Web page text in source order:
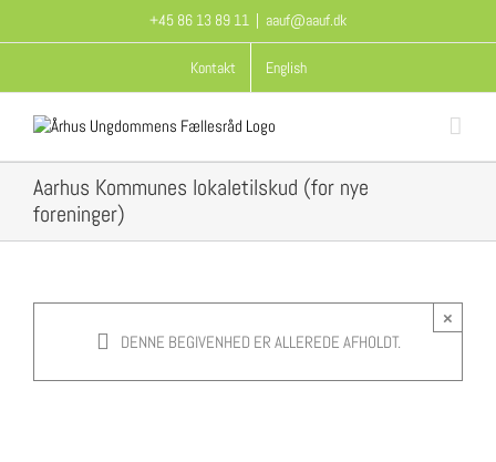
+45 86 13 89 11 aauf@aauf.dk
Kontakt English
Aarhus Kommunes lokaletilskud (for nye
foreninger)
×
DENNE BEGIVENHED ER ALLEREDE AFHOLDT.
Aarhus Kommunes lokaletilskud (for nye
1. april, 2016 kl. 08:00-17:00